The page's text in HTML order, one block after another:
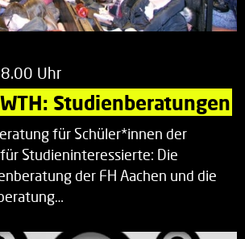
Uhr
Studienberatungen
für Schüler*innen der
Studieninteressierte: Die
der FH Aachen und die